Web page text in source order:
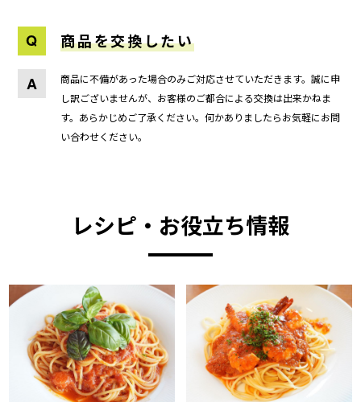
Q 商品を交換したい
A
商品に不備があった場合のみご対応させていただきます。誠に申
し訳ございませんが、お客様のご都合による交換は出来かねま
す。あらかじめご了承ください。何かありましたらお気軽にお問
い合わせください。
レシピ・お役立ち情報